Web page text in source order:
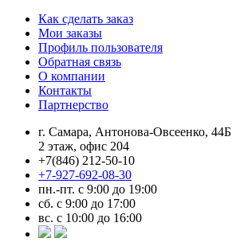
Как сделать заказ
Мои заказы
Профиль пользователя
Обратная связь
О компании
Контакты
Партнерство
г. Самара, Антонова-Овсеенко, 44Б
2 этаж, офис 204
+7(846) 212-50-10
+7-927-692-08-30
пн.-пт. с 9:00 до 19:00
сб. с 9:00 до 17:00
вс. с 10:00 до 16:00